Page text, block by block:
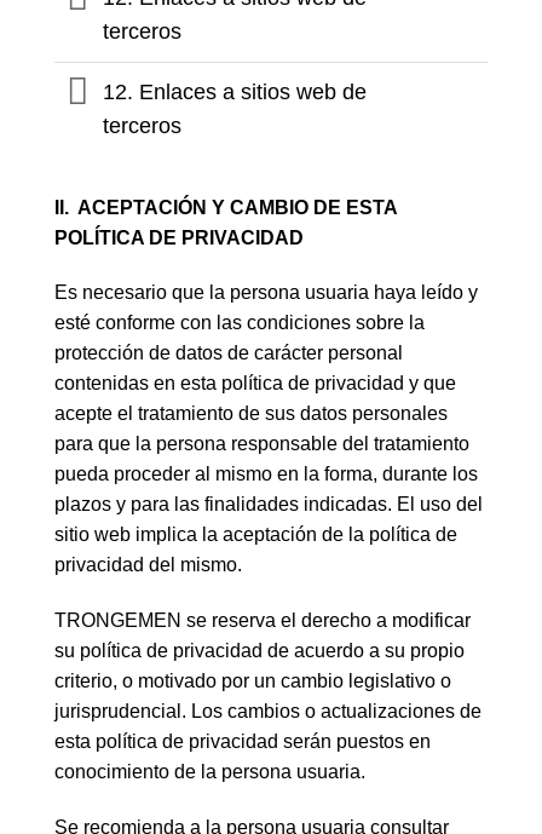
terceros
12. Enlaces a sitios web de
terceros
II. ACEPTACIÓN Y CAMBIO DE ESTA
POLÍTICA DE PRIVACIDAD
Es necesario que la persona usuaria haya leído y
esté conforme con las condiciones sobre la
protección de datos de carácter personal
contenidas en esta política de privacidad y que
acepte el tratamiento de sus datos personales
para que la persona responsable del tratamiento
pueda proceder al mismo en la forma, durante los
plazos y para las finalidades indicadas. El uso del
sitio web implica la aceptación de la política de
privacidad del mismo.
TRONGEMEN se reserva el derecho a modificar
su política de privacidad de acuerdo a su propio
criterio, o motivado por un cambio legislativo o
jurisprudencial. Los cambios o actualizaciones de
esta política de privacidad serán puestos en
conocimiento de la persona usuaria.
Se recomienda a la persona usuaria consultar